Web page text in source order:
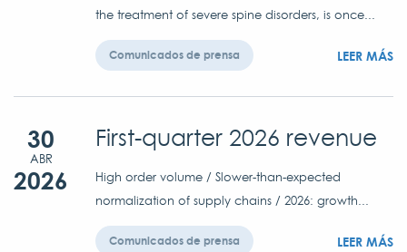
the treatment of severe spine disorders, is once...
Comunicados de prensa LEER MÁS
30
ABR
2026
First-quarter 2026 revenue
High order volume / Slower-than-expected
normalization of supply chains / 2026: growth...
Comunicados de prensa LEER MÁS